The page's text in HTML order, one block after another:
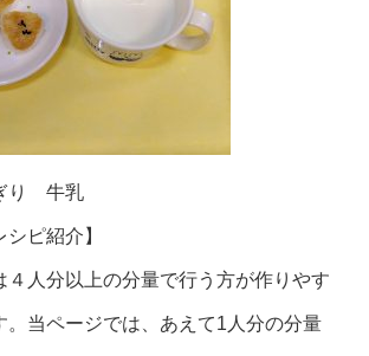
り 牛乳
シピ紹介】
人分以上の分量で行う方が作りやす
。当ページでは、あえて1人分の分量